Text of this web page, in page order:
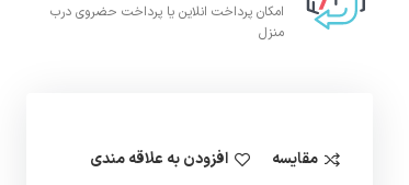
امکان پرداخت انلاین یا پرداخت حضروی درب
منزل
مقایسه افزودن به علاقه مندی